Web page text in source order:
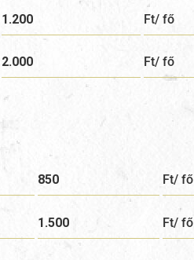
1.200 Ft/ fő
2.000 Ft/ fő
850 Ft/ fő
1.500 Ft/ fő